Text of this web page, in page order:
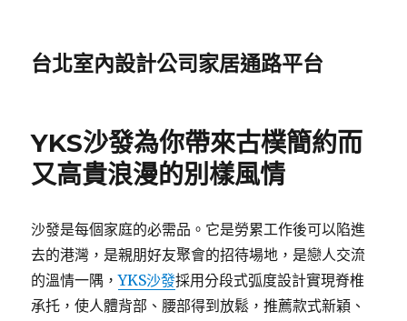
台北室內設計公司家居通路平台
YKS沙發為你帶來古樸簡約而
又高貴浪漫的別樣風情
沙發是每個家庭的必需品。它是勞累工作後可以陷進
去的港灣，是親朋好友聚會的招待場地，是戀人交流
的溫情一隅，YKS沙發採用分段式弧度設計實現脊椎
承托，使人體背部、腰部得到放鬆，推薦款式新穎、